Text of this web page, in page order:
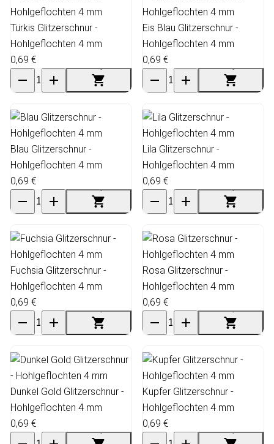
Türkis Glitzerschnur -
Hohlgeflochten 4 mm
0,69 €
Eis Blau Glitzerschnur -
Hohlgeflochten 4 mm
0,69 €
Blau Glitzerschnur -
Hohlgeflochten 4 mm
0,69 €
Lila Glitzerschnur -
Hohlgeflochten 4 mm
0,69 €
Fuchsia Glitzerschnur -
Hohlgeflochten 4 mm
0,69 €
Rosa Glitzerschnur -
Hohlgeflochten 4 mm
0,69 €
Dunkel Gold Glitzerschnur -
Hohlgeflochten 4 mm
0,69 €
Kupfer Glitzerschnur -
Hohlgeflochten 4 mm
0,69 €